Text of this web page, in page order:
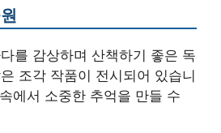
를 감상하며 산책하기 좋은 독
조각 작품이 전시되어 있습니
에서 소중한 추억을 만들 수